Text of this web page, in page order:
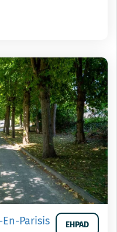
Parisis EHPAD